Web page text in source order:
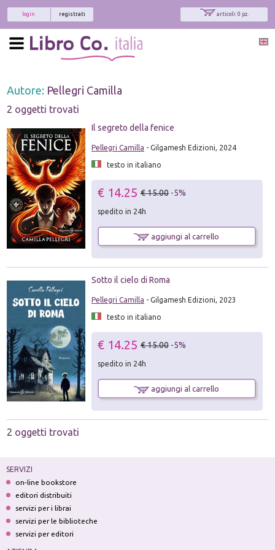
articoli: 0 pz.
registrati
login
Autore: Pellegri Camilla
2 oggetti trovati
Il segreto della fenice
Pellegri Camilla - Gilgamesh Edizioni, 2024
testo in italiano
€ 14.25 € 15.00 -5%
spedito in 24h
aggiungi al carrello
Sotto il cielo di Roma
Pellegri Camilla - Gilgamesh Edizioni, 2023
testo in italiano
€ 14.25 € 15.00 -5%
spedito in 24h
aggiungi al carrello
2 oggetti trovati
SERVIZI
on-line bookstore
editori distribuiti
servizi per i librai
servizi per le biblioteche
servizi per editori